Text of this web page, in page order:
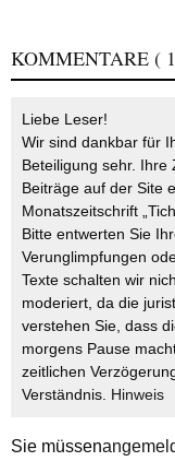
KOMMENTARE (
Liebe Leser!
Wir sind dankbar für
Beteiligung sehr.
Beiträge auf der Site
Monatszeitschrift
Bitte entwerten Sie
Verunglimpfungen
Texte schalten wir
moderiert, da die
verstehen Sie, dass
morgens Pause
zeitlichen
Verständnis. Hinweis
Sie müssen